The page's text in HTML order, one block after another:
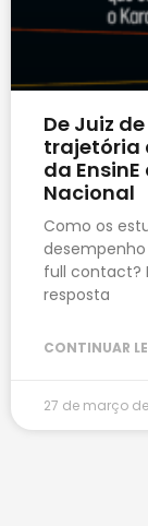
De Juiz
trajetória
da
Nacional
Como os
full contact?
resposta
CONTINUAR
27 de março